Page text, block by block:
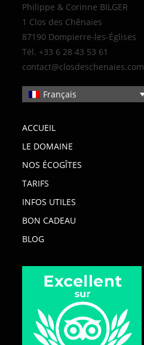
Philippe & Corinne BILGER
1 Clos des Chênaies
87190 Dompierre-les-Églises
Tél. +33 6 28 43 53 61
contact@closdeschenaies.com
Français
ACCUEIL
LE DOMAINE
NOS ÉCOGÎTES
TARIFS
INFOS UTILES
BON CADEAU
BLOG